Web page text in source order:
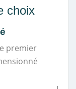
choix
premier